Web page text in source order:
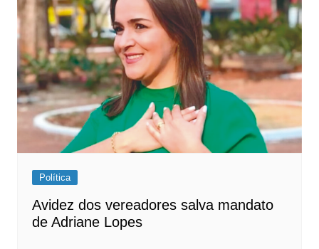
Política
Avidez dos vereadores salva mandato
de Adriane Lopes